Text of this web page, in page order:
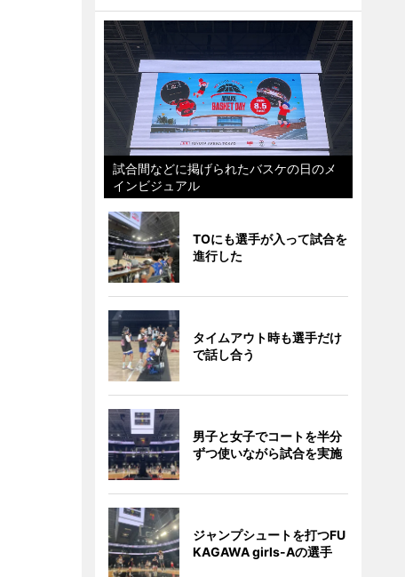
試合間などに掲げられたバスケの日のメ
インビジュアル
TOにも選手が入って試合を
進行した
タイムアウト時も選手だけ
で話し合う
男子と女子でコートを半分
ずつ使いながら試合を実施
ジャンプシュートを打つFU
KAGAWA girls-Aの選手